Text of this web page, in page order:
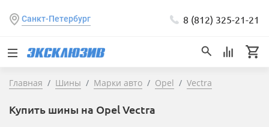
Санкт-Петербург 8 (812) 325-21-21
Главная Шины Марки авто Opel Vectra
Купить шины на Opel Vectra